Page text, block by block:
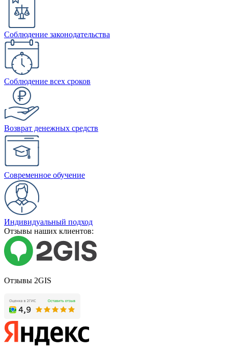
Соблюдение законодательства
Соблюдение всех сроков
Возврат денежных средств
Современное обучение
Индивидуальный подход
Отзывы наших клиентов:
Отзывы 2GIS